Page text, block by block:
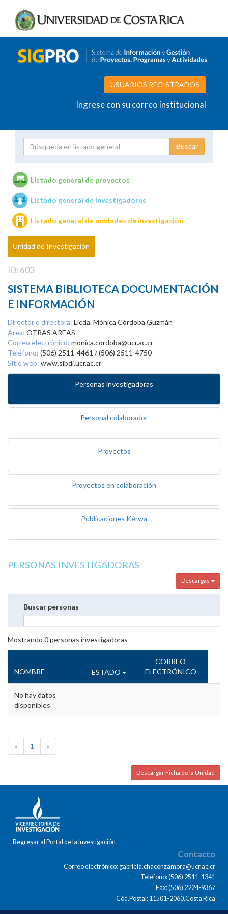
USUARIOS REGISTRADOS
Ingrese con su correo institucional
Unidades de investigación
Listado general de proyectos
Listado general de investigadores
Listado general de unidades de investigación
Unidad de Investigación
ID: 603
SISTEMA BIBLIOTECA DOCUMENTACIÓN
E INFORMACIÓN
Director o directora: Licda. Mónica Córdoba Guzmán
Área: OTRAS AREAS
Correo electrónico: monica.cordoba@ucr.ac.cr
Teléfono: (506) 2511-4461 / (506) 2511-4750
Sitio web: www.sibdi.ucr.ac.cr
Personas investigadoras
Personal colaborador
Proyectos
Proyectos en colaboración
Publicaciones Kérwá
PERSONAS INVESTIGADORAS
Descargas
Buscar personas
Mostrando 0personas investigadoras
NOMBRE ESTADO
CORREO
ELECTRÓNICO
No hay datos
disponibles
« 1 »
Descargar Ficha de la Unidad
Regresar al Portal de la Investigación
Contacto
Correo electrónico: gabriela.chaconzamora@ucr.ac.cr
Teléfono: (506) 2511-1341
Fax: (506) 2224-9367
Cód.Postal: 11501-2060,Costa Rica